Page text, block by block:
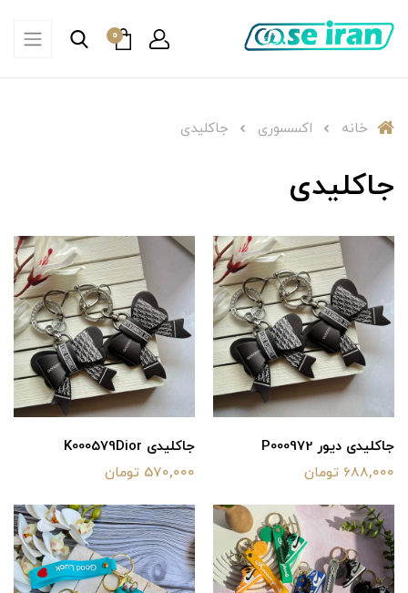
0
خانه اکسسوری جاکلیدی
جاکلیدی
جاکلیدی دیور P000972
688,000 تومان
جاکلیدی K000579Dior
570,000 تومان